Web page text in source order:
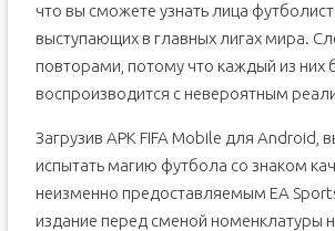
что вы сможете узнать лица
выступающих в главных лигах мира.
повторами, потому что каждый из них
воспроизводится с невероятным
Загрузив APK FIFA Mobile для Android,
испытать магию футбола со знаком
неизменно предоставляемым EA
издание перед сменой номенклатуры